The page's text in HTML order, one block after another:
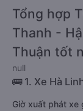
Tổng hợp
Thanh -
Thuận tốt
null
🚌 1. Xe Hà
Giờ xuất phát xe